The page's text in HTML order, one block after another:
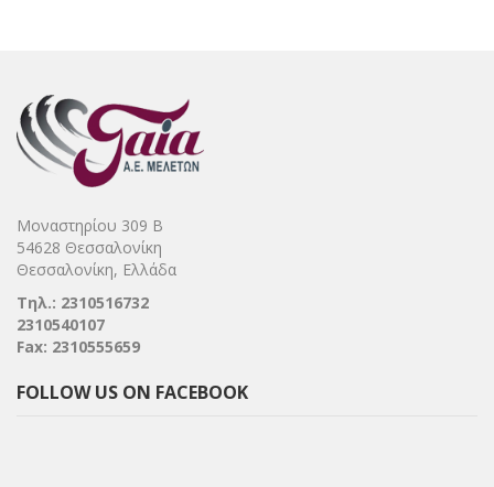
Μοναστηρίου 309 Β
54628 Θεσσαλονίκη
Θεσσαλονίκη, Ελλάδα
Τηλ.: 2310516732
2310540107
Fax: 2310555659
FOLLOW US ON FACEBOOK